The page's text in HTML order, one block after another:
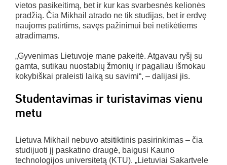
vietos pasikeitimą, bet ir kur kas svarbesnės kelionės
pradžią. Čia Mikhail atrado ne tik studijas, bet ir erdvę
naujoms patirtims, savęs pažinimui bei netikėtiems
atradimams.
„Gyvenimas Lietuvoje mane pakeitė. Atgavau ryšį su
gamta, sutikau nuostabių žmonių ir pagaliau išmokau
kokybiškai praleisti laiką su savimi“, – dalijasi jis.
Studentavimas ir turistavimas vienu
metu
Lietuva Mikhail nebuvo atsitiktinis pasirinkimas – čia
studijuoti jį paskatino draugė, baigusi Kauno
technologijos universitetą (KTU). „Lietuviai Sakartvele